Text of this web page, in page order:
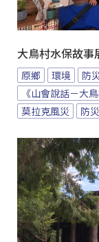
大鳥村水保故事
原鄉 環境 防
《山會說話－大
莫拉克風災
防